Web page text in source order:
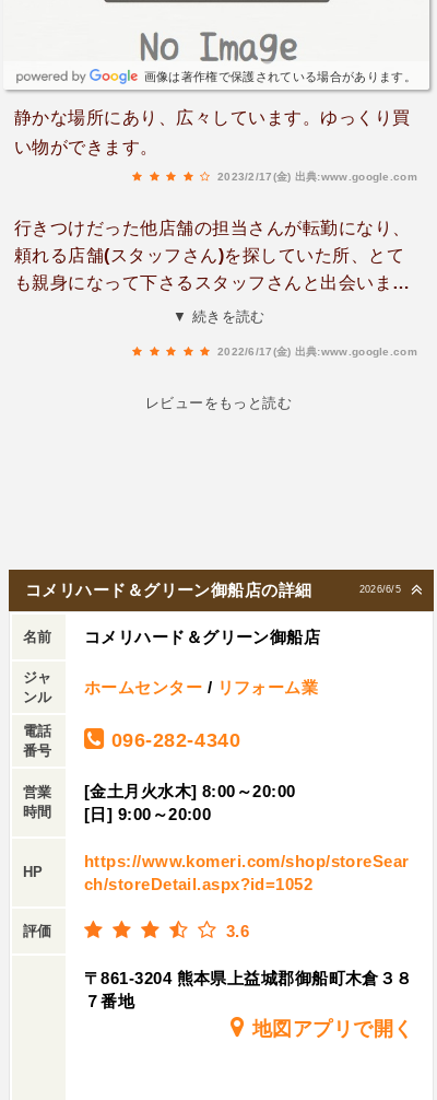
画像は著作権で保護されている場合があります。
静かな場所にあり、広々しています。ゆっくり買
い物ができます。
2023/2/17(金) 出典:www.google.com
行きつけだった他店舗の担当さんが転勤になり、
頼れる店舗(スタッフさん)を探していた所、とて
も親身になって下さるスタッフさんと出会いまし
た。ただ、コメリさんのリーダーさんは転勤が多
▼ 続きを読む
2022/6/17(金) 出典:www.google.com
レビューをもっと読む
2026/6/5
コメリハード＆グリーン御船店の詳細
名前 コメリハード＆グリーン御船店
ジャ
ンル
ホームセンター / リフォーム業
電話
番号
096-282-4340
営業
時間
[金土月火水木] 8:00～20:00
[日] 9:00～20:00
HP
https://www.komeri.com/shop/storeSear
ch/storeDetail.aspx?id=1052
評価 3.6
〒861-3204 熊本県上益城郡御船町木倉３８
７番地
地図アプリで開く